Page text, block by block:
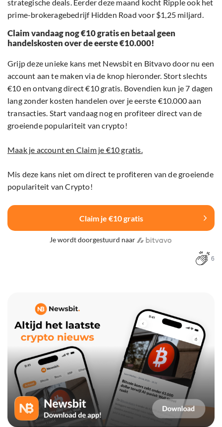
strategische deals. Eerder deze maand kocht Ripple ook het
prime-brokeragebedrijf Hidden Road voor $1,25 miljard.
Claim vandaag nog €10 gratis en betaal geen
handelskosten over de eerste €10.000!
Grijp deze unieke kans met Newsbit en Bitvavo door nu een
account aan te maken via de knop hieronder. Stort slechts
€10 en ontvang direct €10 gratis. Bovendien kun je 7 dagen
lang zonder kosten handelen over je eerste €10.000 aan
transacties. Start vandaag nog en profiteer direct van de
groeiende populariteit van crypto!
Maak je account en Claim je €10 gratis.
Mis deze kans niet om direct te profiteren van de groeiende
populariteit van Crypto!
Claim je €10 gratis
Je wordt doorgestuurd naar
6